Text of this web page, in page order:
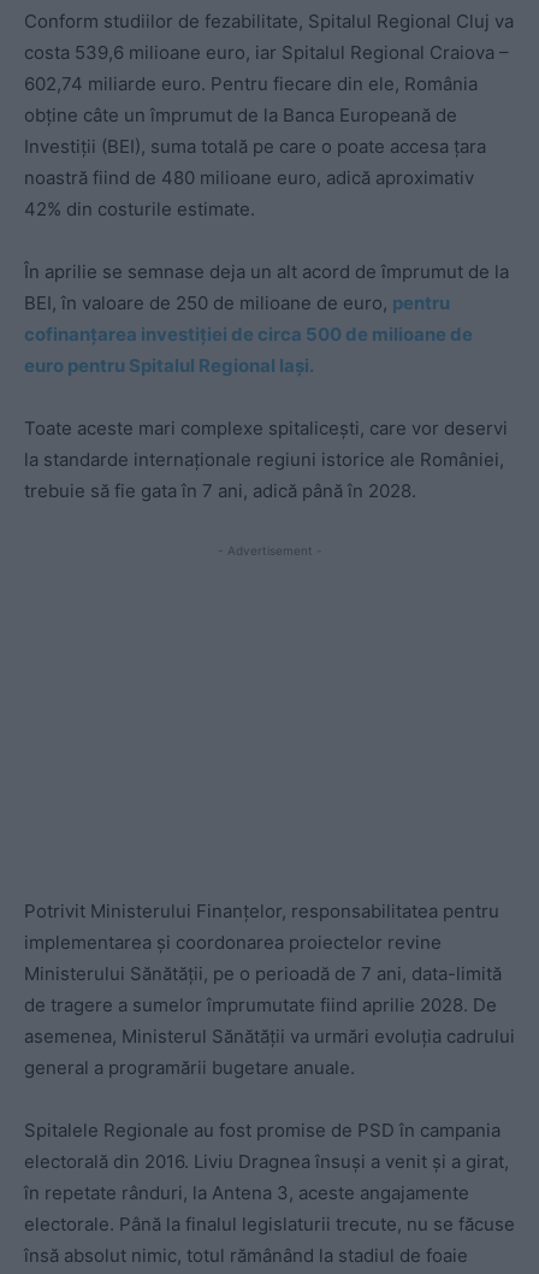
Conform studiilor de fezabilitate, Spitalul Regional Cluj va
costa 539,6 milioane euro, iar Spitalul Regional Craiova –
602,74 miliarde euro. Pentru fiecare din ele, România
obține câte un împrumut de la Banca Europeană de
Investiții (BEI), suma totală pe care o poate accesa țara
noastră fiind de 480 milioane euro, adică aproximativ
42% din costurile estimate.
În aprilie se semnase deja un alt acord de împrumut de la
BEI, în valoare de 250 de milioane de euro, pentru
cofinanțarea investiției de circa 500 de milioane de
euro pentru Spitalul Regional Iași.
Toate aceste mari complexe spitalicești, care vor deservi
la standarde internaționale regiuni istorice ale României,
trebuie să fie gata în 7 ani, adică până în 2028.
- Advertisement -
Potrivit Ministerului Finanțelor, responsabilitatea pentru
implementarea și coordonarea proiectelor revine
Ministerului Sănătății, pe o perioadă de 7 ani, data-limită
de tragere a sumelor împrumutate fiind aprilie 2028. De
asemenea, Ministerul Sănătății va urmări evoluția cadrului
general a programării bugetare anuale.
Spitalele Regionale au fost promise de PSD în campania
electorală din 2016. Liviu Dragnea însuși a venit și a girat,
în repetate rânduri, la Antena 3, aceste angajamente
electorale. Până la finalul legislaturii trecute, nu se făcuse
însă absolut nimic, totul rămânând la stadiul de foaie